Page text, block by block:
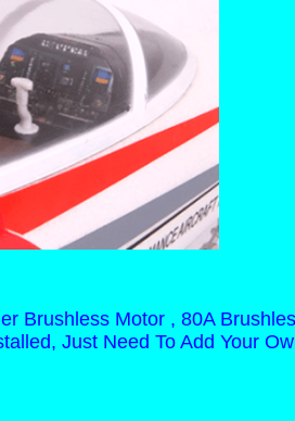
Brushless Motor , 80A
Just Need To Add Your